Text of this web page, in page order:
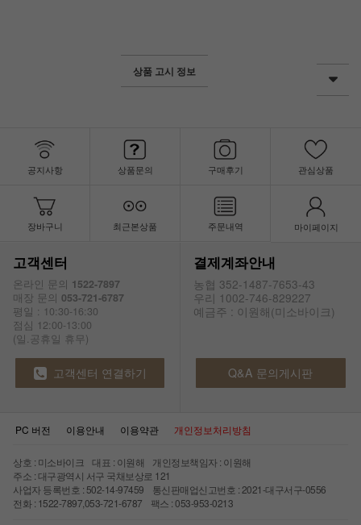
상품 고시 정보
공지사항 상품문의 구매후기 관심상품
장바구니 최근본상품 주문내역 마이페이지
고객센터
온라인 문의 1522-7897
매장 문의 053-721-6787
평일 : 10:30-16:30
점심 12:00-13:00
(일.공휴일 휴무)
결제계좌안내
농협 352-1487-7653-43
우리 1002-746-829227
예금주 : 이원해(미소바이크)
고객센터 연결하기 Q&A 문의게시판
PC 버전 이용안내 이용약관 개인정보처리방침
상호 : 미소바이크 대표 : 이원해 개인정보책임자 : 이원해
주소 : 대구광역시 서구 국채보상로 121
사업자 등록번호 : 502-14-97459 통신판매업신고번호 : 2021-대구서구-0556
전화 : 1522-7897,053-721-6787 팩스 : 053-953-0213